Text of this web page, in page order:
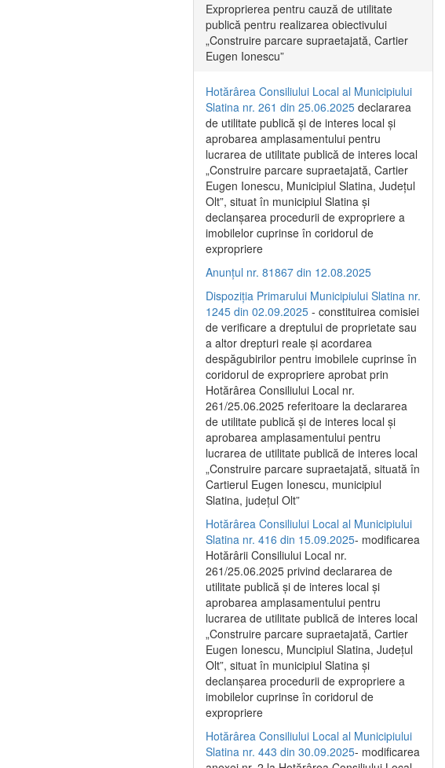
Exproprierea pentru cauză de utilitate
publică pentru realizarea obiectivului
„Construire parcare supraetajată, Cartier
Eugen Ionescu”
Hotărârea Consiliului Local al Municipiului
Slatina nr. 261 din 25.06.2025 declararea
de utilitate publică și de interes local și
aprobarea amplasamentului pentru
lucrarea de utilitate publică de interes local
„Construire parcare supraetajată, Cartier
Eugen Ionescu, Municipiul Slatina, Județul
Olt”, situat în municipiul Slatina și
declanșarea procedurii de expropriere a
imobilelor cuprinse în coridorul de
expropriere
Anunțul nr. 81867 din 12.08.2025
Dispoziția Primarului Municipiului Slatina nr.
1245 din 02.09.2025 - constituirea comisiei
de verificare a dreptului de proprietate sau
a altor drepturi reale și acordarea
despăgubirilor pentru imobilele cuprinse în
coridorul de expropriere aprobat prin
Hotărârea Consiliului Local nr.
261/25.06.2025 referitoare la declararea
de utilitate publică și de interes local și
aprobarea amplasamentului pentru
lucrarea de utilitate publică de interes local
„Construire parcare supraetajată, situată în
Cartierul Eugen Ionescu, municipiul
Slatina, județul Olt”
Hotărârea Consiliului Local al Municipiului
Slatina nr. 416 din 15.09.2025- modificarea
Hotărârii Consiliului Local nr.
261/25.06.2025 privind declararea de
utilitate publică și de interes local și
aprobarea amplasamentului pentru
lucrarea de utilitate publică de interes local
„Construire parcare supraetajată, Cartier
Eugen Ionescu, Muncipiul Slatina, Județul
Olt”, situat în municipiul Slatina și
declanșarea procedurii de expropriere a
imobilelor cuprinse în coridorul de
expropriere
Hotărârea Consiliului Local al Municipiului
Slatina nr. 443 din 30.09.2025- modificarea